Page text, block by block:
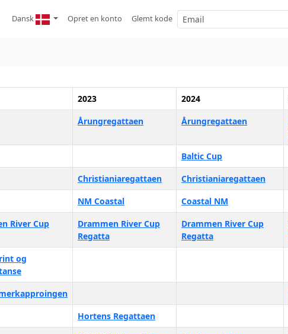
Dansk Opret en konto Glemt kode
2023 2024
Årungregattaen Årungregattaen
Baltic Cup
Christianiaregattaen Christianiaregattaen
NM Coastal
Coastal NM
River Cup
Drammen River Cup
Regatta
Drammen River Cup
Regatta
og
Hortens Regattaen